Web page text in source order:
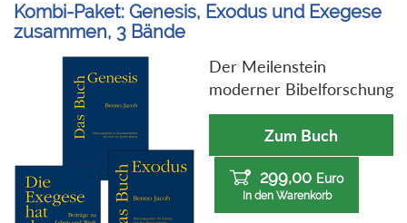
Kombi-Paket: Genesis, Exodus und Exegese
zusammen, 3 Bände
Der Meilenstein
moderner Bibelforschung
Zum Buch
299,00 Euro
In den Warenkorb